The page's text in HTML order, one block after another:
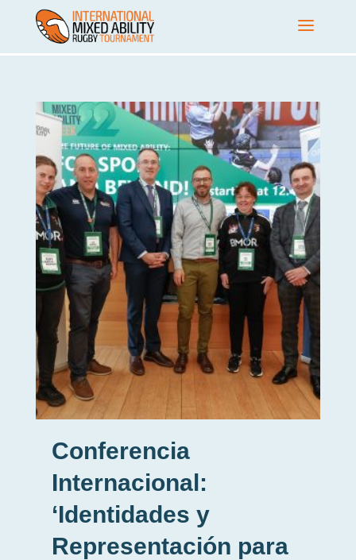
Conferencia
Internacional:
‘Identidades y
Representación para